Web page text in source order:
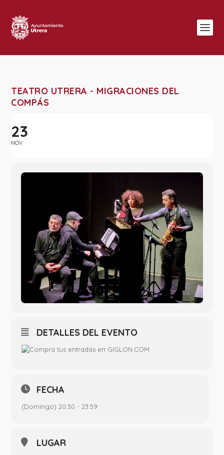
TEATRO UTRERA - MIGRACIONES DEL
COMPÁS
23
NOV
DETALLES DEL EVENTO
FECHA
(Domingo) 20:30 - 23:59
LUGAR